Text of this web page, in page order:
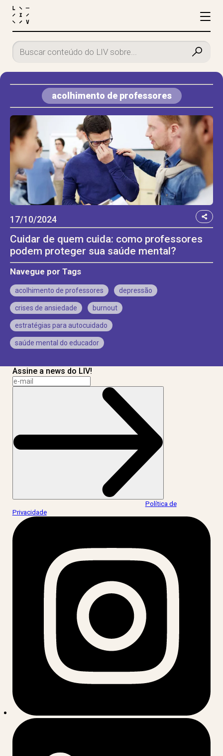
acolhimento de professores
17/10/2024
Cuidar de quem cuida: como professores
podem proteger sua saúde mental?
Navegue por Tags
acolhimento de professores depressão
crises de ansiedade burnout
estratégias para autocuidado
saúde mental do educador
Assine a news do LIV!
Política de
Privacidade.